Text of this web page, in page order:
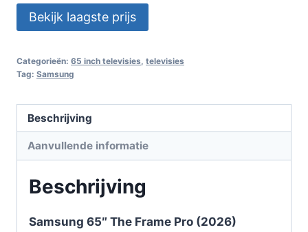
Bekijk laagste prijs
Categorieën: 65 inch televisies televisies
Tag: Samsung
Beschrijving
Aanvullende informatie
Beschrijving
Samsung 65″ The Frame Pro (2026)